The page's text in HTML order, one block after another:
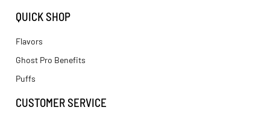
QUICK SHOP
Flavors
Ghost Pro Benefits
Puffs
CUSTOMER SERVICE